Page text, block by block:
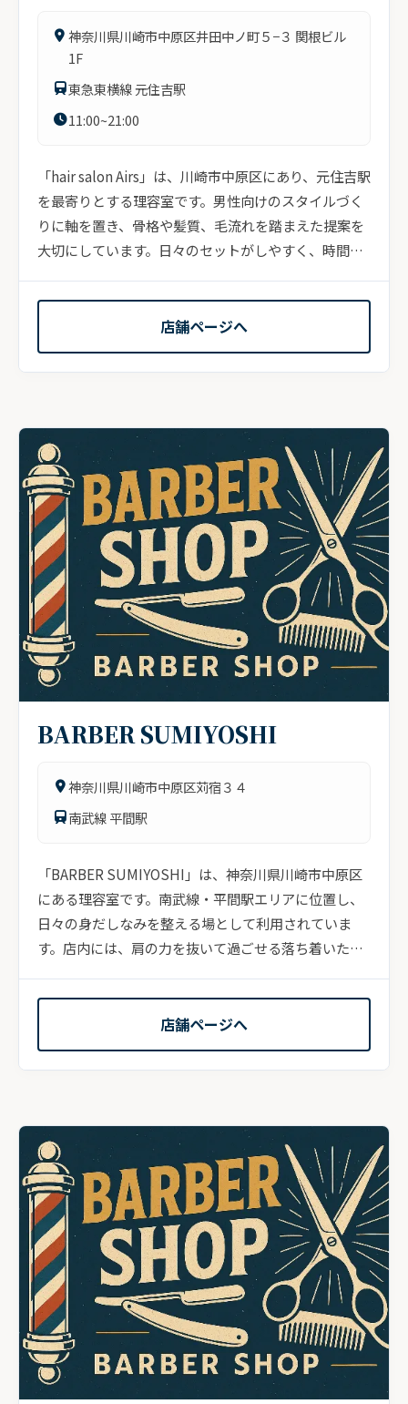
神奈川県川崎市中原区井田中ノ町５−３ 関根ビル
1F
東急東横線 元住吉駅
11:00~21:00
「hair salon Airs」は、川崎市中原区にあり、元住吉駅
を最寄りとする理容室です。男性向けのスタイルづく
りに軸を置き、骨格や髪質、毛流れを踏まえた提案を
大切にしています。日々のセットがしやすく、時間が
店舗ページへ
BARBER SUMIYOSHI
神奈川県川崎市中原区苅宿３４
南武線 平間駅
「BARBER SUMIYOSHI」は、神奈川県川崎市中原区
にある理容室です。南武線・平間駅エリアに位置し、
日々の身だしなみを整える場として利用されていま
す。店内には、肩の力を抜いて過ごせる落ち着いた空
店舗ページへ